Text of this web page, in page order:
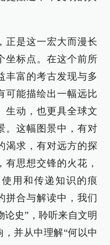
正是这一宏大而漫长
坐标点。在这个前所
丰富的考古发现与多
可能描绘出一幅远比
生动，也更具全球文
。这幅图景中，有对
渴求，有对远方的探
有思想交锋的火花，
用和传递知识的痕
拼合与解读中，我们
论史”，聆听来自文明
并从中理解“何以中